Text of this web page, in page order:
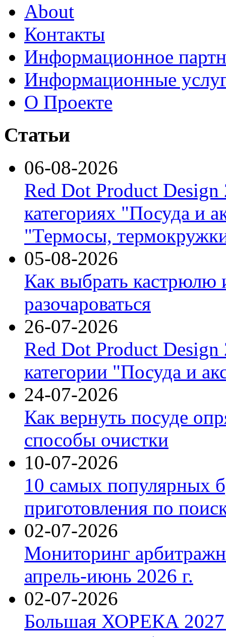
About
Контакты
Информационное
Информационные
О Проекте
Статьи
06-08-2026
Red Dot Product Design
категориях "Посуда и
"Термосы,
05-08-2026
Как выбрать кастрюлю
разочароваться
26-07-2026
Red Dot Product Design
категории "Посуда и
24-07-2026
Как вернуть посуде
способы очистки
10-07-2026
10 самых популярных
приготовления по
02-07-2026
Мониторинг
апрель-июнь 2026 г.
02-07-2026
Большая ХОРЕКА 2027: